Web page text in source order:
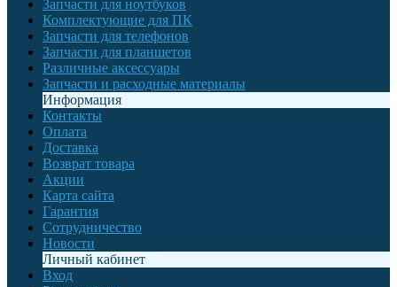
Запчасти для ноутбуков
Комплектующие для ПК
Запчасти для телефонов
Запчасти для планшетов
Различные аксессуары
Запчасти и расходные материалы
Информация
Контакты
Оплата
Доставка
Возврат товара
Акции
Карта сайта
Гарантия
Сотрудничество
Новости
Личный кабинет
Вход